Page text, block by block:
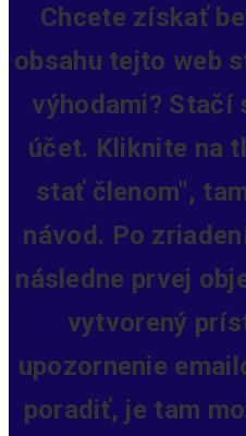
Chcete získať
obsahu tejto web
výhodami? Stačí
účet. Kliknite na
stať členom",
návod. Po
následne prvej
vytvorený
upozornenie
poradiť, je tam